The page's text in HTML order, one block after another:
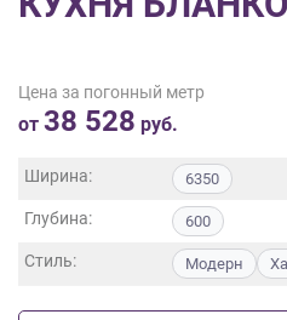
Цена за погонный метр
от 38 528 руб.
Ширина: 6350
Глубина: 600
Стиль: Модерн
данных ,
Согласие
обработку
данных